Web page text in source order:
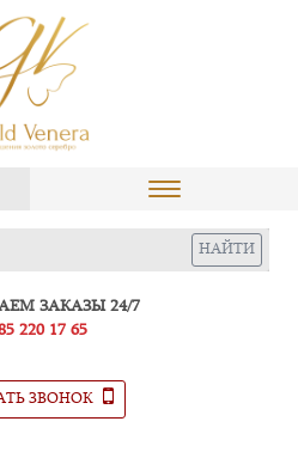
ЗАКАЗЫ 24/7
220 17 65
ЗВОНОК